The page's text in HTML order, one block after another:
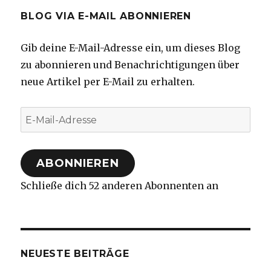
BLOG VIA E-MAIL ABONNIEREN
Gib deine E-Mail-Adresse ein, um dieses Blog
zu abonnieren und Benachrichtigungen über
neue Artikel per E-Mail zu erhalten.
E-
Mail-
Adresse
ABONNIEREN
Schließe dich 52 anderen Abonnenten an
NEUESTE BEITRÄGE